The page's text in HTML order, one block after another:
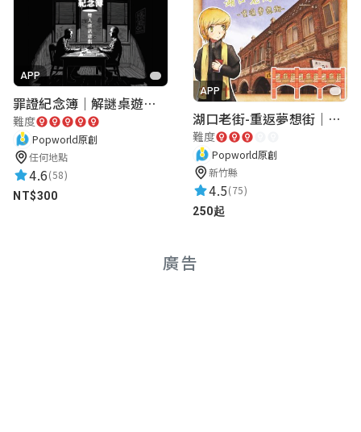
APP
罪證紀念簿｜解謎桌遊｜警匪偵訊｜室內遊戲
難度
Popworld原創
任何地點
4.6(58)
NT$300
APP
湖口老街-重返夢想街｜新竹老街城市解謎
難度
Popworld原創
新竹縣
4.5(75)
250起
廣告